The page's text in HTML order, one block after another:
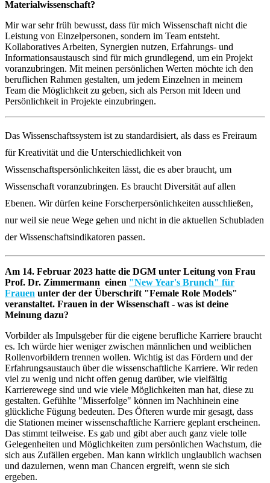
Materialwissenschaft?
Mir war sehr früh bewusst, dass für mich Wissenschaft nicht die
Leistung von Einzelpersonen, sondern im Team entsteht.
Kollaboratives Arbeiten, Synergien nutzen, Erfahrungs- und
Informationsaustausch sind für mich grundlegend, um ein Projekt
voranzubringen. Mit meinen persönlichen Werten möchte ich den
beruflichen Rahmen gestalten, um jedem Einzelnen in meinem
Team die Möglichkeit zu geben, sich als Person mit Ideen und
Persönlichkeit in Projekte einzubringen.
Das Wissenschaftssystem ist zu standardisiert, als dass es Freiraum
für Kreativität und die Unterschiedlichkeit von
Wissenschaftspersönlichkeiten lässt, die es aber braucht, um
Wissenschaft voranzubringen. Es braucht Diversität auf allen
Ebenen. Wir dürfen keine Forscherpersönlichkeiten ausschließen,
nur weil sie neue Wege gehen und nicht in die aktuellen Schubladen
der Wissenschaftsindikatoren passen.
Am 14. Februar 2023 hatte die DGM unter Leitung von Frau
Prof. Dr. Zimmermann einen "New Year's Brunch" für
Frauen unter der der Überschrift "Female Role Models"
veranstaltet. Frauen in der Wissenschaft - was ist deine
Meinung dazu?
Vorbilder als Impulsgeber für die eigene berufliche Karriere braucht
es. Ich würde hier weniger zwischen männlichen und weiblichen
Rollenvorbildern trennen wollen. Wichtig ist das Fördern und der
Erfahrungsaustauch über die wissenschaftliche Karriere. Wir reden
viel zu wenig und nicht offen genug darüber, wie vielfältig
Karrierewege sind und wie viele Möglichkeiten man hat, diese zu
gestalten. Gefühlte "Misserfolge" können im Nachhinein eine
glückliche Fügung bedeuten. Des Öfteren wurde mir gesagt, dass
die Stationen meiner wissenschaftliche Karriere geplant erscheinen.
Das stimmt teilweise. Es gab und gibt aber auch ganz viele tolle
Gelegenheiten und Möglichkeiten zum persönlichen Wachstum, die
sich aus Zufällen ergeben. Man kann wirklich unglaublich wachsen
und dazulernen, wenn man Chancen ergreift, wenn sie sich
ergeben.